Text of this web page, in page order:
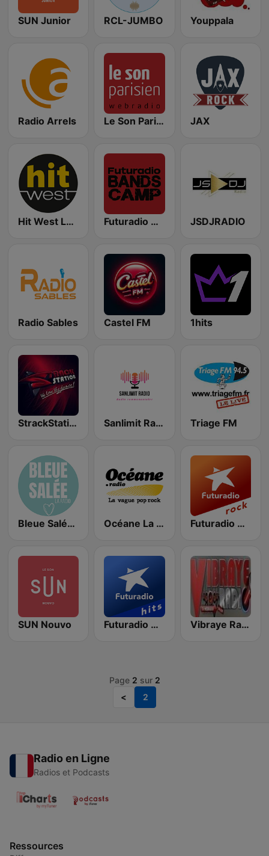
SUN Junior RCL-JUMBO Youppala
Radio Arrels Le Son Parisien JAX
Hit West La Roche sur Yon Futuradio Bands-Camp JSDJRADIO
Radio Sables Castel FM 1hits
StrackStation Sanlimit Radio Triage FM
Bleue Salée la Radio Océane La Roche sur Yon Futuradio Rock
SUN Nouvo Futuradio Hits Vibraye Radio
Page 2 sur 2
<
2
Radio en Ligne
Radios et Podcasts
Ressources